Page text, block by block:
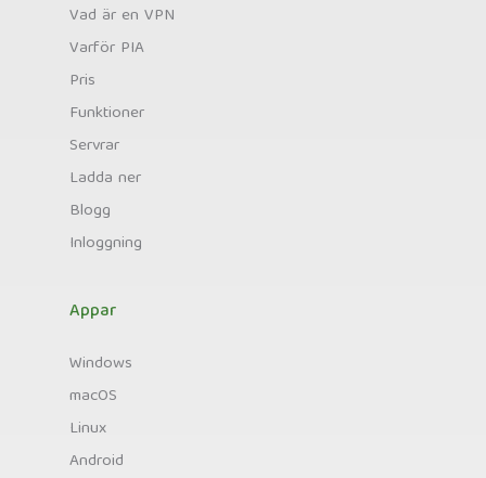
Vad är en VPN
Varför PIA
Pris
Funktioner
Servrar
Ladda ner
Blogg
Inloggning
Appar
Windows
macOS
Linux
Android